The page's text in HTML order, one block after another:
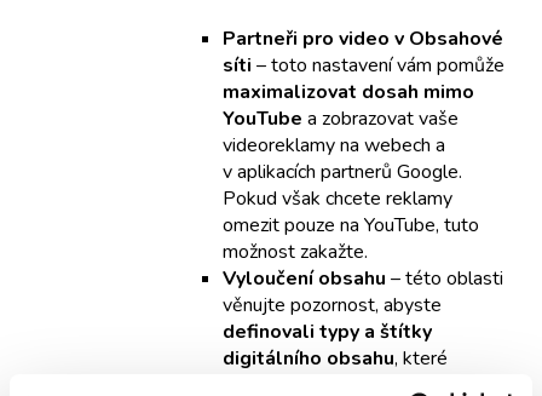
Partneři pro video v Obsahové
síti – toto nastavení vám pomůže
maximalizovat dosah mimo
YouTube a zobrazovat vaše
videoreklamy na webech a
v aplikacích partnerů Google.
Pokud však chcete reklamy
omezit pouze na YouTube, tuto
možnost zakažte.
Vyloučení obsahu – této oblasti
věnujte pozornost, abyste
definovali typy a štítky
digitálního obsahu, které